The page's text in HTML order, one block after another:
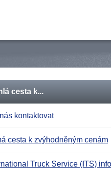
cesta k...
kontaktovat
cesta k zvýhodněným cenám
Truck Service (ITS) info